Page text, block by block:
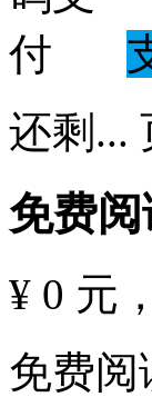
还剩 ...
免费
¥ 0 元
免费阅